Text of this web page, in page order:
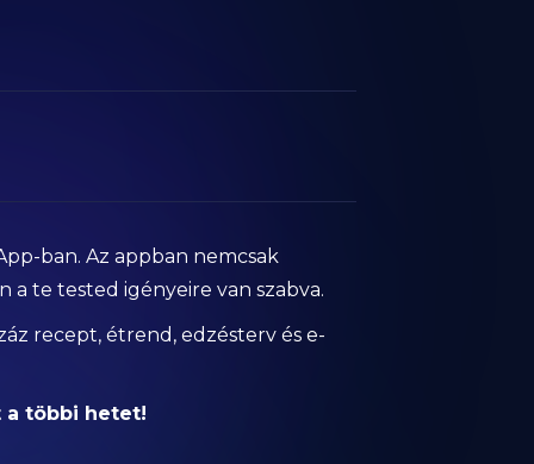
ban. Az appban nemcsak
te tested igényeire van szabva.
recept, étrend, edzésterv és e-
a többi hetet!